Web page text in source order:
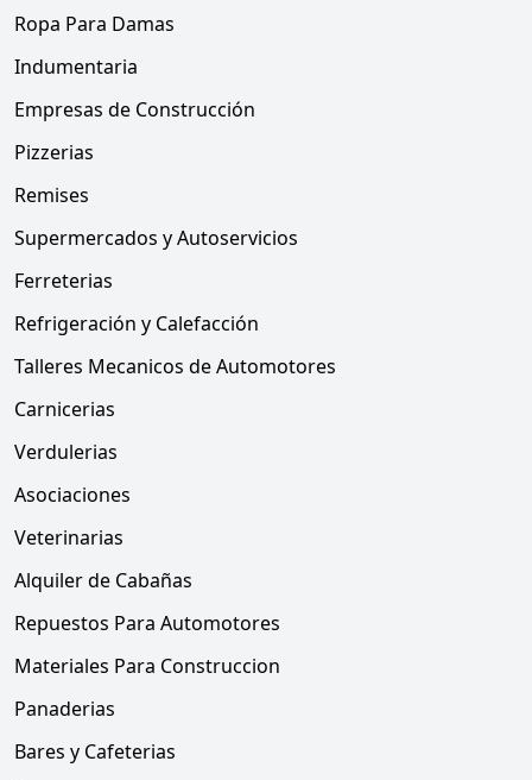
Ropa Para Damas
Indumentaria
Empresas de Construcción
Pizzerias
Remises
Supermercados y Autoservicios
Ferreterias
Refrigeración y Calefacción
Talleres Mecanicos de Automotores
Carnicerias
Verdulerias
Asociaciones
Veterinarias
Alquiler de Cabañas
Repuestos Para Automotores
Materiales Para Construccion
Panaderias
Bares y Cafeterias